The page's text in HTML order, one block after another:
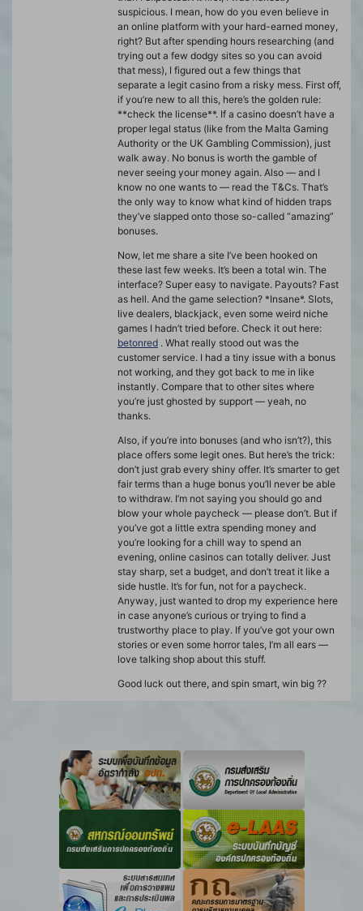
suspicious. I mean, how do you even believe in
an online platform with your hard-earned money,
right? But after spending hours researching (and
trying out a few dodgy sites so you can avoid
that mess), I figured out a few things that
separate a legit casino from a risky mess. First off,
if you’re new to all this, here’s the golden rule:
**check the license**. If a casino doesn’t have a
proper legal status (like from the Malta Gaming
Authority or the UK Gambling Commission), just
walk away. No bonus is worth the gamble of
never seeing your money again. Also — and I
know no one wants to — read the T&Cs. That’s
the only way to know what kind of hidden traps
they’ve slapped onto those so-called “amazing”
bonuses.
Now, let me share a site I’ve been hooked on
these last few weeks. It’s been a total win. The
interface? Super easy to navigate. Payouts? Fast
as hell. And the game selection? *Insane*. Slots,
live dealers, blackjack, even some weird niche
games I hadn’t tried before. Check it out here:
betonred . What really stood out was the
customer service. I had a tiny issue with a bonus
not working, and they got back to me in like
instantly. Compare that to other sites where
you’re just ghosted by support — yeah, no
thanks.
Also, if you’re into bonuses (and who isn’t?), this
place offers some legit ones. But here’s the trick:
don’t just grab every shiny offer. It’s smarter to get
fair terms than a huge bonus you’ll never be able
to withdraw. I’m not saying you should go and
blow your whole paycheck — please don’t. But if
you’ve got a little extra spending money and
you’re looking for a chill way to spend an
evening, online casinos can totally deliver. Just
stay sharp, set a budget, and don’t treat it like a
side hustle. It’s for fun, not for a paycheck.
Anyway, just wanted to drop my experience here
in case anyone’s curious or trying to find a
trustworthy place to play. If you’ve got your own
stories or even some horror tales, I’m all ears —
love talking shop about this stuff.
Good luck out there, and spin smart, win big ??